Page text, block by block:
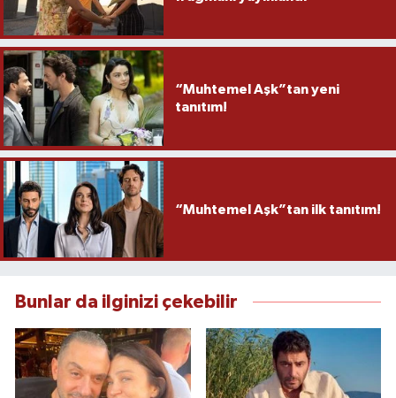
“Muhtemel Aşk”tan yeni
tanıtım!
“Muhtemel Aşk”tan ilk tanıtım!
Bunlar da ilginizi çekebilir